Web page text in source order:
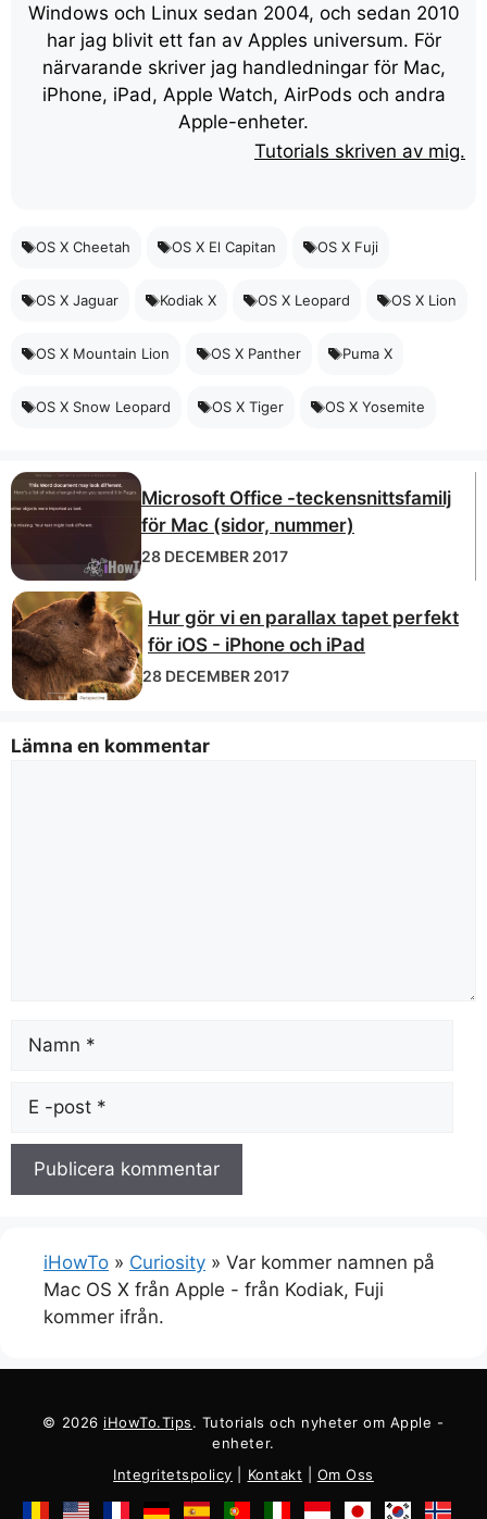
Windows och Linux sedan 2004, och sedan 2010
har jag blivit ett fan av Apples universum. För
närvarande skriver jag handledningar för Mac,
iPhone, iPad, Apple Watch, AirPods och andra
Apple-enheter.
Tutorials skriven av mig.
OS X Cheetah OS X El Capitan OS X Fuji
OS X Jaguar Kodiak X OS X Leopard OS X Lion
OS X Mountain Lion OS X Panther Puma X
OS X Snow Leopard OS X Tiger OS X Yosemite
Microsoft Office -teckensnittsfamilj
för Mac (sidor, nummer)
28 DECEMBER 2017
Hur gör vi en parallax tapet perfekt
för iOS - iPhone och iPad
28 DECEMBER 2017
Lämna en kommentar
post
iHowTo » Curiosity » Var kommer namnen på
Mac OS X från Apple - från Kodiak, Fuji
kommer ifrån.
© 2026 iHowTo.Tips. Tutorials och nyheter om Apple -
enheter.
Integritetspolicy
Kontakt Om Oss